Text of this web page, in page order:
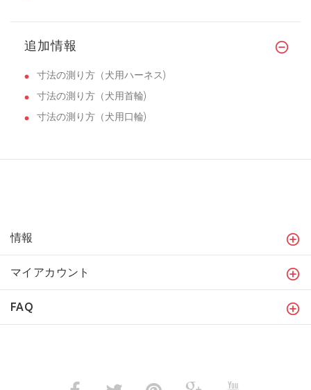
追加情報
寸法の測り方（犬用ハーネス)
寸法の測り方（犬用首輪)
寸法の測り方（犬用口輪)
情報
マイアカウント
FAQ